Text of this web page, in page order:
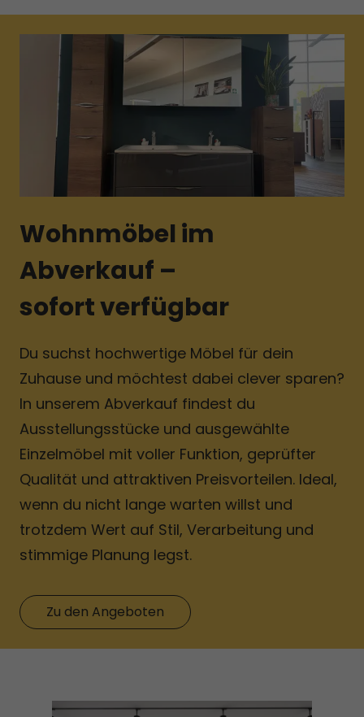
Wohnmöbel im
Abverkauf –
sofort verfügbar
Du suchst hochwertige Möbel für dein
Zuhause und möchtest dabei clever sparen?
In unserem Abverkauf findest du
Ausstellungsstücke und ausgewählte
Einzelmöbel mit voller Funktion, geprüfter
Qualität und attraktiven Preisvorteilen. Ideal,
wenn du nicht lange warten willst und
trotzdem Wert auf Stil, Verarbeitung und
stimmige Planung legst.
Zu den Angeboten
werden standardmäßig blockiert. Wenn Cookies von externen
Medien akzeptiert werden, bedarf der Zugriff auf diese Inhalte
keiner manuellen Einwilligung mehr.
Cookie-Informationen anzeigen
Datenschutzerklärung Impressum